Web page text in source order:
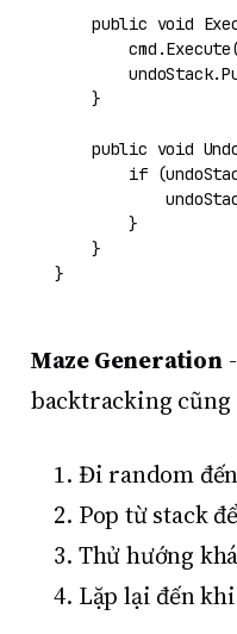
public void
    }
public void
if
        }
    }
Maze Generation-
backtracking cũng
Đi random
Pop từ stack
Thử hướng
Lặp lại đến